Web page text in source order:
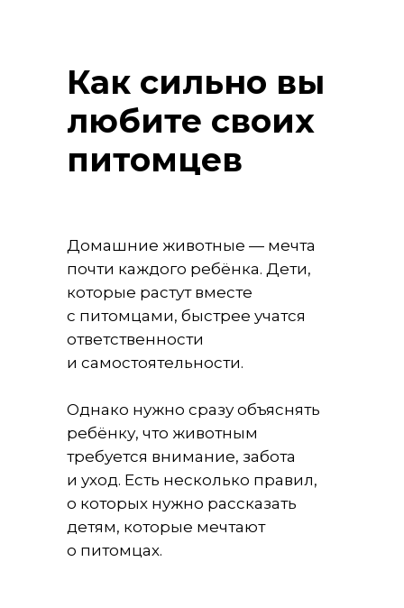
Как сильно вы
любите своих
питомцев
Домашние животные — мечта
почти каждого ребёнка. Дети,
которые растут вместе
с питомцами, быстрее учатся
ответственности
и самостоятельности.
Однако нужно сразу объяснять
ребёнку, что животным
требуется внимание, забота
и уход. Есть несколько правил,
о которых нужно рассказать
детям, которые мечтают
о питомцах.